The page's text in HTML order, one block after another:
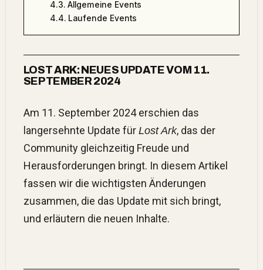
Allgemeine Events
Laufende Events
LOST ARK: NEUES UPDATE VOM 11.
SEPTEMBER 2024
Am 11. September 2024 erschien das
langersehnte Update für Lost Ark, das der
Community gleichzeitig Freude und
Herausforderungen bringt. In diesem Artikel
fassen wir die wichtigsten Änderungen
zusammen, die das Update mit sich bringt,
und erläutern die neuen Inhalte.